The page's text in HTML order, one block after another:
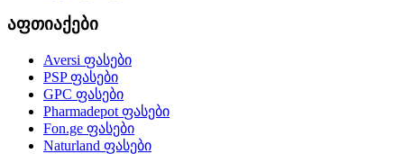
აფთიაქები
Aversi ფასები
PSPფასები
GPC ფასები
Pharmadepot ფასები
Fon.ge ფასები
Naturland ფასები